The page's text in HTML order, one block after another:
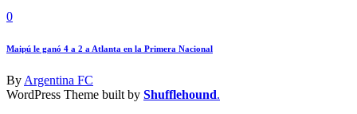
0
Maipú le ganó 4 a 2 a Atlanta en la Primera Nacional
ByArgentina FC
WordPress Theme built by Shufflehound.